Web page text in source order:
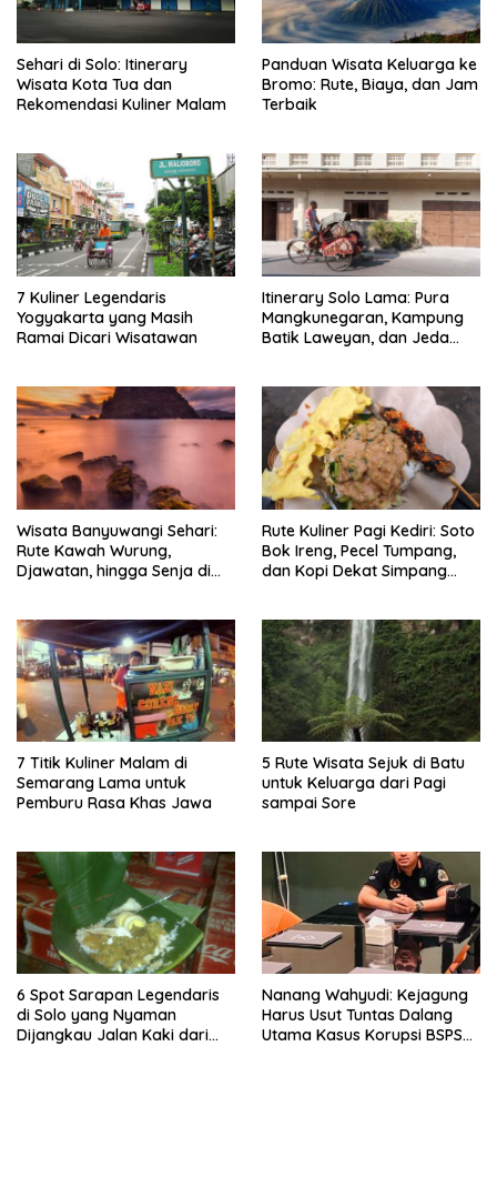
Sehari di Solo: Itinerary
Wisata Kota Tua dan
Rekomendasi Kuliner Malam
Panduan Wisata Keluarga ke
Bromo: Rute, Biaya, dan Jam
Terbaik
7 Kuliner Legendaris
Yogyakarta yang Masih
Ramai Dicari Wisatawan
Itinerary Solo Lama: Pura
Mangkunegaran, Kampung
Batik Laweyan, dan Jeda
Wisata Banyuwangi Sehari:
Rute Kawah Wurung,
Djawatan, hingga Senja di
Rute Kuliner Pagi Kediri: Soto
Bok Ireng, Pecel Tumpang,
dan Kopi Dekat Simpang
7 Titik Kuliner Malam di
Semarang Lama untuk
Pemburu Rasa Khas Jawa
5 Rute Wisata Sejuk di Batu
untuk Keluarga dari Pagi
sampai Sore
6 Spot Sarapan Legendaris
di Solo yang Nyaman
Dijangkau Jalan Kaki dari
Nanang Wahyudi: Kejagung
Harus Usut Tuntas Dalang
Utama Kasus Korupsi BSPS